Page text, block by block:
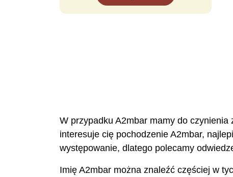
W przypadku A2mbar mamy do
interesuje cię pochodzenie A2mbar,
występowanie, dlatego polecamy
Imię A2mbar można znaleźć częściej w